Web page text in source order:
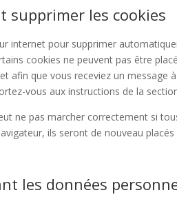
supprimer les cookies
internet pour supprimer
cookies ne peuvent pas être
afin que vous receviez un message
vous aux instructions de la
ne pas marcher correctement si
ils seront de nouveau
les données